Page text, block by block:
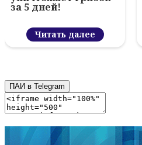
за 5 дней!
Читать далее
ПАИ в Telegram